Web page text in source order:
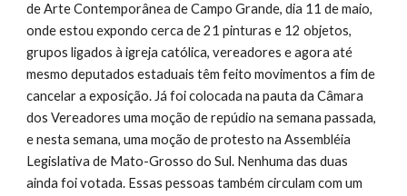
de Arte Contemporânea de Campo Grande, dia 11 de maio,
onde estou expondo cerca de 21 pinturas e 12 objetos,
grupos ligados à igreja católica, vereadores e agora até
mesmo deputados estaduais têm feito movimentos a fim de
cancelar a exposição. Já foi colocada na pauta da Câmara
dos Vereadores uma moção de repúdio na semana passada,
e nesta semana, uma moção de protesto na Assembléia
Legislativa de Mato-Grosso do Sul. Nenhuma das duas
ainda foi votada. Essas pessoas também circulam com um